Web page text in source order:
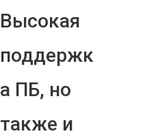
Высокая
поддержк
а ПБ, но
также и